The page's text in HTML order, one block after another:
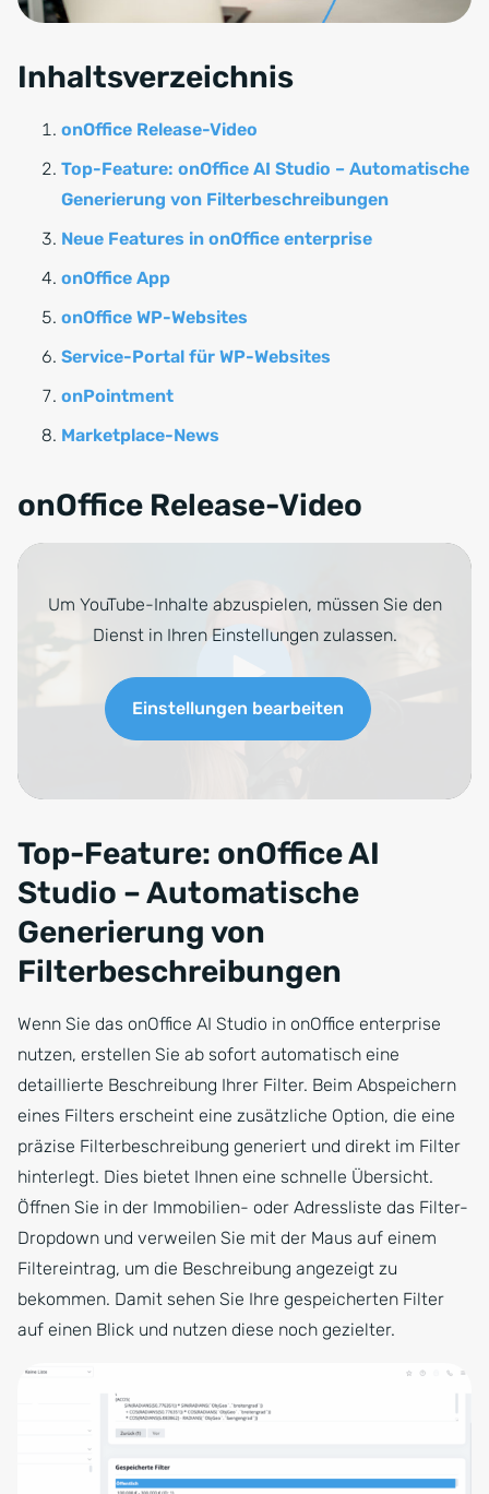
Inhaltsverzeichnis
onOffice Release-Video
Top-Feature: onOffice AI Studio – Automatische
Generierung von Filterbeschreibungen
Neue Features in onOffice enterprise
onOffice App
onOffice WP-Websites
Service-Portal für WP-Websites
onPointment
Marketplace-News
onOffice Release-Video
Top-Feature: onOffice AI
Studio – Automatische
Generierung von
Filterbeschreibungen
Wenn Sie das onOffice AI Studio in onOffice enterprise
nutzen, erstellen Sie ab sofort automatisch eine
detaillierte Beschreibung Ihrer Filter. Beim Abspeichern
eines Filters erscheint eine zusätzliche Option, die eine
präzise Filterbeschreibung generiert und direkt im Filter
hinterlegt. Dies bietet Ihnen eine schnelle Übersicht.
Öffnen Sie in der Immobilien- oder Adressliste das Filter-
Dropdown und verweilen Sie mit der Maus auf einem
Filtereintrag, um die Beschreibung angezeigt zu
bekommen. Damit sehen Sie Ihre gespeicherten Filter
auf einen Blick und nutzen diese noch gezielter.